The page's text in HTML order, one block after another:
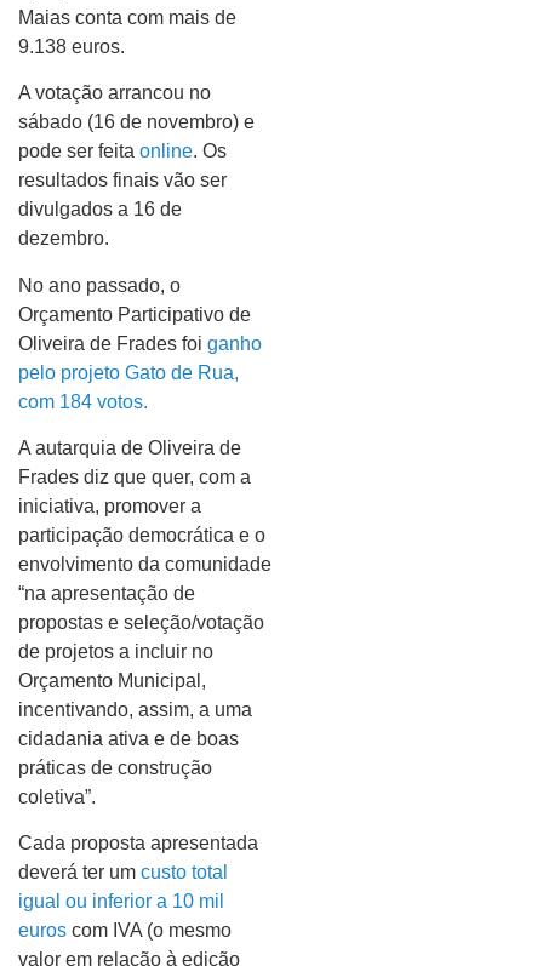
Maias conta com mais de
9.138 euros.
A votação arrancou no
sábado (16 de novembro) e
pode ser feita online. Os
resultados finais vão ser
divulgados a 16 de
dezembro.
No ano passado, o
Orçamento Participativo de
Oliveira de Frades foi ganho
pelo projeto Gato de Rua,
com 184 votos.
A autarquia de Oliveira de
Frades diz que quer, com a
iniciativa, promover a
participação democrática e o
envolvimento da comunidade
“na apresentação de
propostas e seleção/votação
de projetos a incluir no
Orçamento Municipal,
incentivando, assim, a uma
cidadania ativa e de boas
práticas de construção
coletiva”.
Cada proposta apresentada
deverá ter um custo total
igual ou inferior a 10 mil
euros com IVA (o mesmo
valor em relação à edição